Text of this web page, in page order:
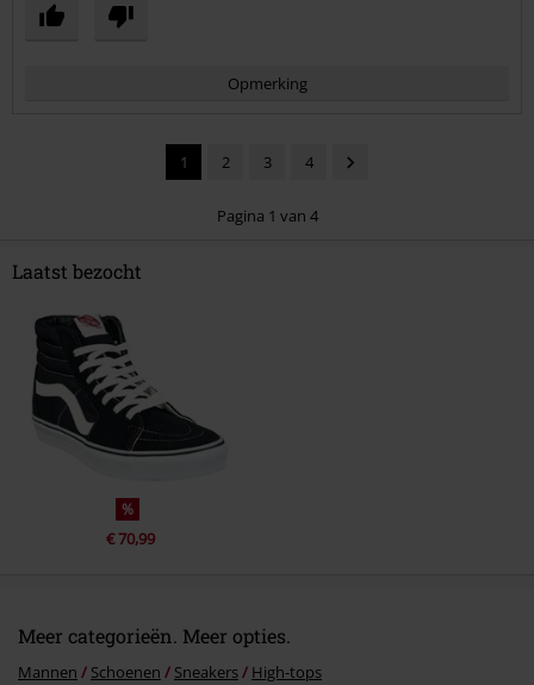
Opmerking
Commentaar versturen
1 2 3 4
Pagina 1 van 4
Laatst bezocht
%
€ 70,99
Meer categorieën. Meer opties.
Mannen Schoenen Sneakers High-tops